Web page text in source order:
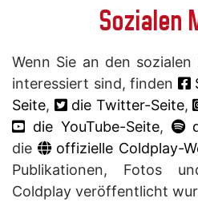
Sozialen
Wenn Sie an den sozialen
interessiert sind, finden
Seite, die Twitter-Seite,
die YouTube-Seite,
die
offizielle Coldplay-
Publikationen, Fotos
Coldplay veröffentlicht